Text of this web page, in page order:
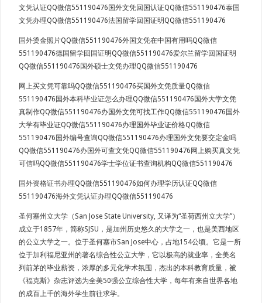
文凭认证QQ微信551190476国外文凭回国认证QQ微信551190476泰国
文凭办理QQ微信551190476法国留学回国证明QQ微信551190476
国外烫金照片QQ微信551190476外国文凭在中国有用吗QQ微信
551190476德国留学回国证明QQ微信551190476爱尔兰留学回国证明
QQ微信551190476国外硕士文凭办理QQ微信551190476
网上买文凭可靠吗QQ微信551190476买国外文凭质量QQ微信
551190476国外本科毕业证怎么办理QQ微信551190476国外大学文凭
真制作QQ微信551190476办国外文凭可找工作QQ微信551190476国外
大学有毕业证QQ微信551190476办理国外毕业证价格QQ微信
551190476国外编号查询QQ微信551190476办理国外文凭要交定金吗
QQ微信551190476办国外可查文凭QQ微信551190476网上购买真文凭
可信吗QQ微信551190476学士学位证书查询机构QQ微信551190476
国外资格证书办理QQ微信551190476如何办理学历认证QQ微信
551190476海外文凭认证办理QQ微信551190476
圣何塞州立大学（San Jose State University, 又译为“圣荷西州立大学”）
成立于1857年，简称SJSU，是加州历史悠久的大学之一，也是美西地区
的公立大学之一。位于圣何塞市San Jose中心，占地154公顷。它是一所
位于加利福尼亚州的著名综合性公立大学，它以极高的就业率，全美名
列前茅的毕业薪资，浓厚的多元化学术氛围，杰出的本科教育质量，被
《福克斯》杂志评选为全美50强公立综合性大学，每年有来自世界各地
的成百上千的海外学生前往求学。